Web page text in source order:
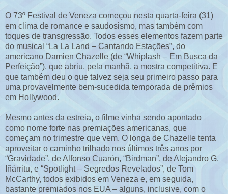
O 73º Festival de Veneza começou nesta quarta-feira (31)
em clima de romance e saudosismo, mas também com
toques de transgressão. Todos esses elementos fazem parte
do musical “La La Land – Cantando Estações”, do
americano Damien Chazelle (de “Whiplash – Em Busca da
Perfeição”), que abriu, pela manhã, a mostra competitiva. E
que também deu o que talvez seja seu primeiro passo para
uma provavelmente bem-sucedida temporada de prêmios
em Hollywood.
Mesmo antes da estreia, o filme vinha sendo apontado
como nome forte nas premiações americanas, que
começam no trimestre que vem. O longa de Chazelle tenta
aproveitar o caminho trilhado nos últimos três anos por
“Gravidade”, de Alfonso Cuarón, “Birdman”, de Alejandro G.
Iñárritu, e “Spotlight – Segredos Revelados”, de Tom
McCarthy, todos exibidos em Veneza e, em seguida,
bastante premiados nos EUA – alguns, inclusive, com o